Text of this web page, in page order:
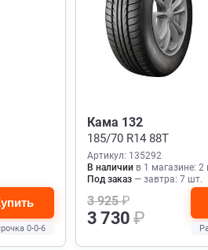
0-0-6
Кама 132
185/70 R14 88T
Артикул: 135292
В наличии в 1 магазине: 2
Под заказ — завтра: 7 шт.
3 925₽
3 730₽